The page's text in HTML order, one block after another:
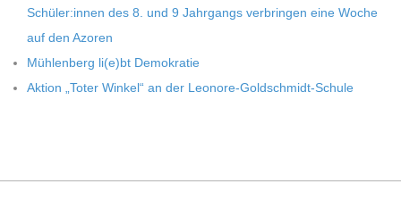
L
E
Schüler:innen des 8. und 9 Jahr­gangs ver­brin­gen eine Woche
auf den Azoren
Müh­len­berg li(e)bt Demokratie
Aktion „Toter Win­kel“ an der Leonore-Goldschmidt-Schule